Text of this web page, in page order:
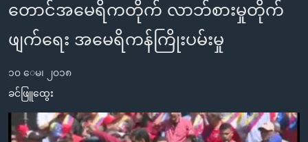
များ
ပင်မ
သို့
ကျော်
ကြည့်
ရန်
နိုင်ငံတကာ
အမေရိကန်
အစ္စရေး-ပါလက်စတိုင်း
ဗွီဒီယို
သတင်းလွတ်လပ်ခွင့်
ရပ်ဝန်းတခု လမ်းတခု အလွန်
အင်္ဂလိပ်စာလေ့လာမယ်
မကြေးမုံရဲ့ အင်္ဂလိပ်စာ
ရေဒီယို
ရေဒီယိုနှင့်ရုပ်သံ အချက်အလက်များ
တောင်အမေရိကတိုက် လာဘ်စားမှုတိုက်
ဖျက်ရေး အမေရိကန်ကြိုးပမ်းမှု
၁၀ ေမ၊ ၂၀၁၈
ခင်ဖြူထွေး